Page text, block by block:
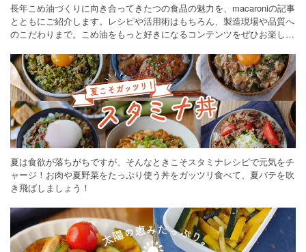
長年こめ油づくりに向き合ってきたつの食品の魅力を、macaroniの記事
とともにご紹介します。レシピや活用術はもちろん、製造現場や品質へ
のこだわりまで。こめ油をもっと好きになるコンテンツをぜひお楽しみ
夏は食欲が落ちがちですが、そんなときこそスタミナレシピで元気をチ
ャージ！お肉や夏野菜をたっぷり使う丼をガッツリ食べて、夏バテを吹
き飛ばしましょう！